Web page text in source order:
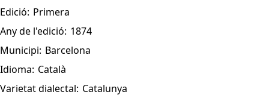
Edició: Primera
Any de l'edició: 1874
Municipi: Barcelona
Idioma: Català
Varietat dialectal: Catalunya